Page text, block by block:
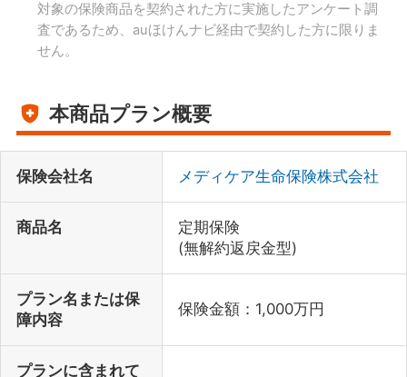
対象の保険商品を契約された方に実施したアンケート調
査であるため、auほけんナビ経由で契約した方に限りま
せん。
本商品プラン概要
保険会社名 メディケア生命保険株式会社
商品名
定期保険
(無解約返戻金型)
プラン名または保
障内容
保険金額：1,000万円
プランに含まれて